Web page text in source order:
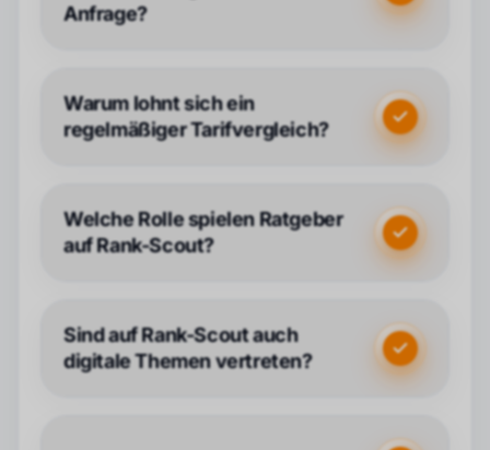
Anfrage?
Warum lohnt sich ein
regelmäßiger Tarifvergleich?
Welche Rolle spielen Ratgeber
auf Rank-Scout?
Sind auf Rank-Scout auch
digitale Themen vertreten?